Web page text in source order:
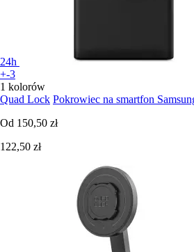
24h
+-3
1 kolorów
Quad Lock Pokrowiec na smartfon
Od 150,50 zł
122,50 zł